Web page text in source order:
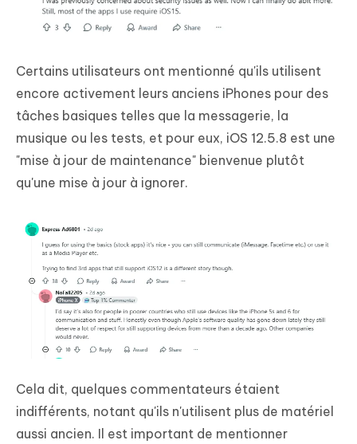
Certains utilisateurs ont mentionné qu'ils utilisent
encore activement leurs anciens iPhones pour des
tâches basiques telles que la messagerie, la
musique ou les tests, et pour eux, iOS 12.5.8 est une
"mise à jour de maintenance" bienvenue plutôt
qu'une mise à jour à ignorer.
Cela dit, quelques commentateurs étaient
indifférents, notant qu'ils n'utilisent plus de matériel
aussi ancien. Il est important de mentionner